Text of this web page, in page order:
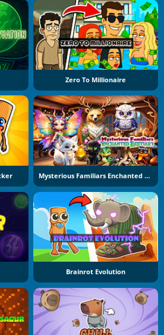
Zero To Millionaire
Mysterious Familiars Enchanted Bestiary
Brainrot Evolution